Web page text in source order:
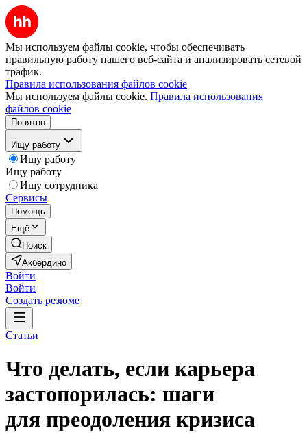
Мы используем файлы cookie, чтобы обеспечивать
правильную работу нашего веб-сайта и анализировать сетевой
трафик.
Правила использования файлов cookie
Мы используем файлы cookie. Правила использования
файлов cookie
Понятно
Ищу работу
Ищу работу
Ищу работу
Ищу сотрудника
Сервисы
Помощь
Ещё
Поиск
Акбердино
Войти
Войти
Создать резюме
Статьи
Что делать, если карьера
застопорилась: шаги
для преодоления кризиса